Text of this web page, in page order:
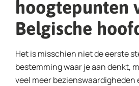
hoogtepunten
Belgische
Het is misschien niet de eerste
bestemming waar je aan denkt,
veel meer bezienswaardigheden